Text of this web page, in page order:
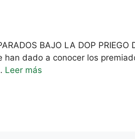
BAJO LA DOP
dado a conocer los
Leer más